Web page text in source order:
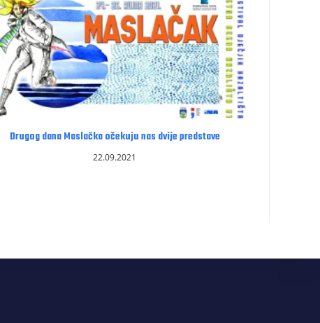
Drugog dana Maslačka očekuju nas dvije predstave
22.09.2021